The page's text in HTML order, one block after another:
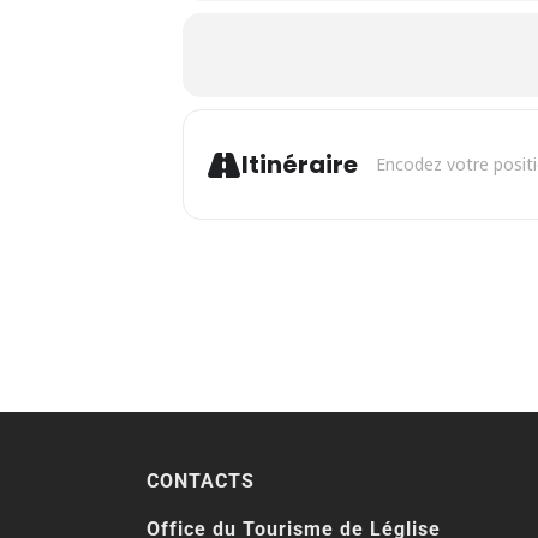
Itinéraire
CONTACTS
Office du Tourisme de Léglise